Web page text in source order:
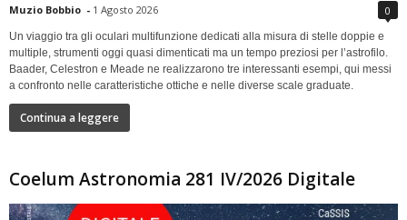
Muzio Bobbio - 1 Agosto 2026 0
Un viaggio tra gli oculari multifunzione dedicati alla misura di stelle doppie e
multiple, strumenti oggi quasi dimenticati ma un tempo preziosi per l’astrofilo.
Baader, Celestron e Meade ne realizzarono tre interessanti esempi, qui messi
a confronto nelle caratteristiche ottiche e nelle diverse scale graduate.
Continua a leggere
Coelum Astronomia 281 IV/2026 Digitale